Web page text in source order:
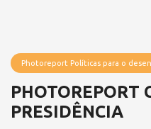
Photoreport Políticas para o
PHOTOREPORT
PRESIDÊNCIA